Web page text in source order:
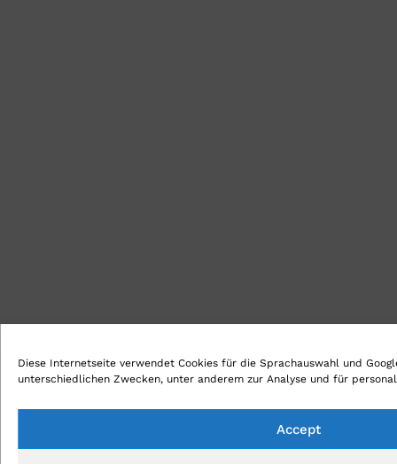
Diese Internetseite verwendet Cookies für die Sprachauswahl und
unterschiedlichen Zwecken, unter anderem zur Analyse und für
Accept